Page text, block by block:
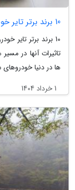
10 برند برتر تایر خودرو؛ ویژگی ها، علت رتبه و تاریخچه
10 برند برتر تایر
تاثیرات آنها در
ها در دنیا
1 خرداد 1404